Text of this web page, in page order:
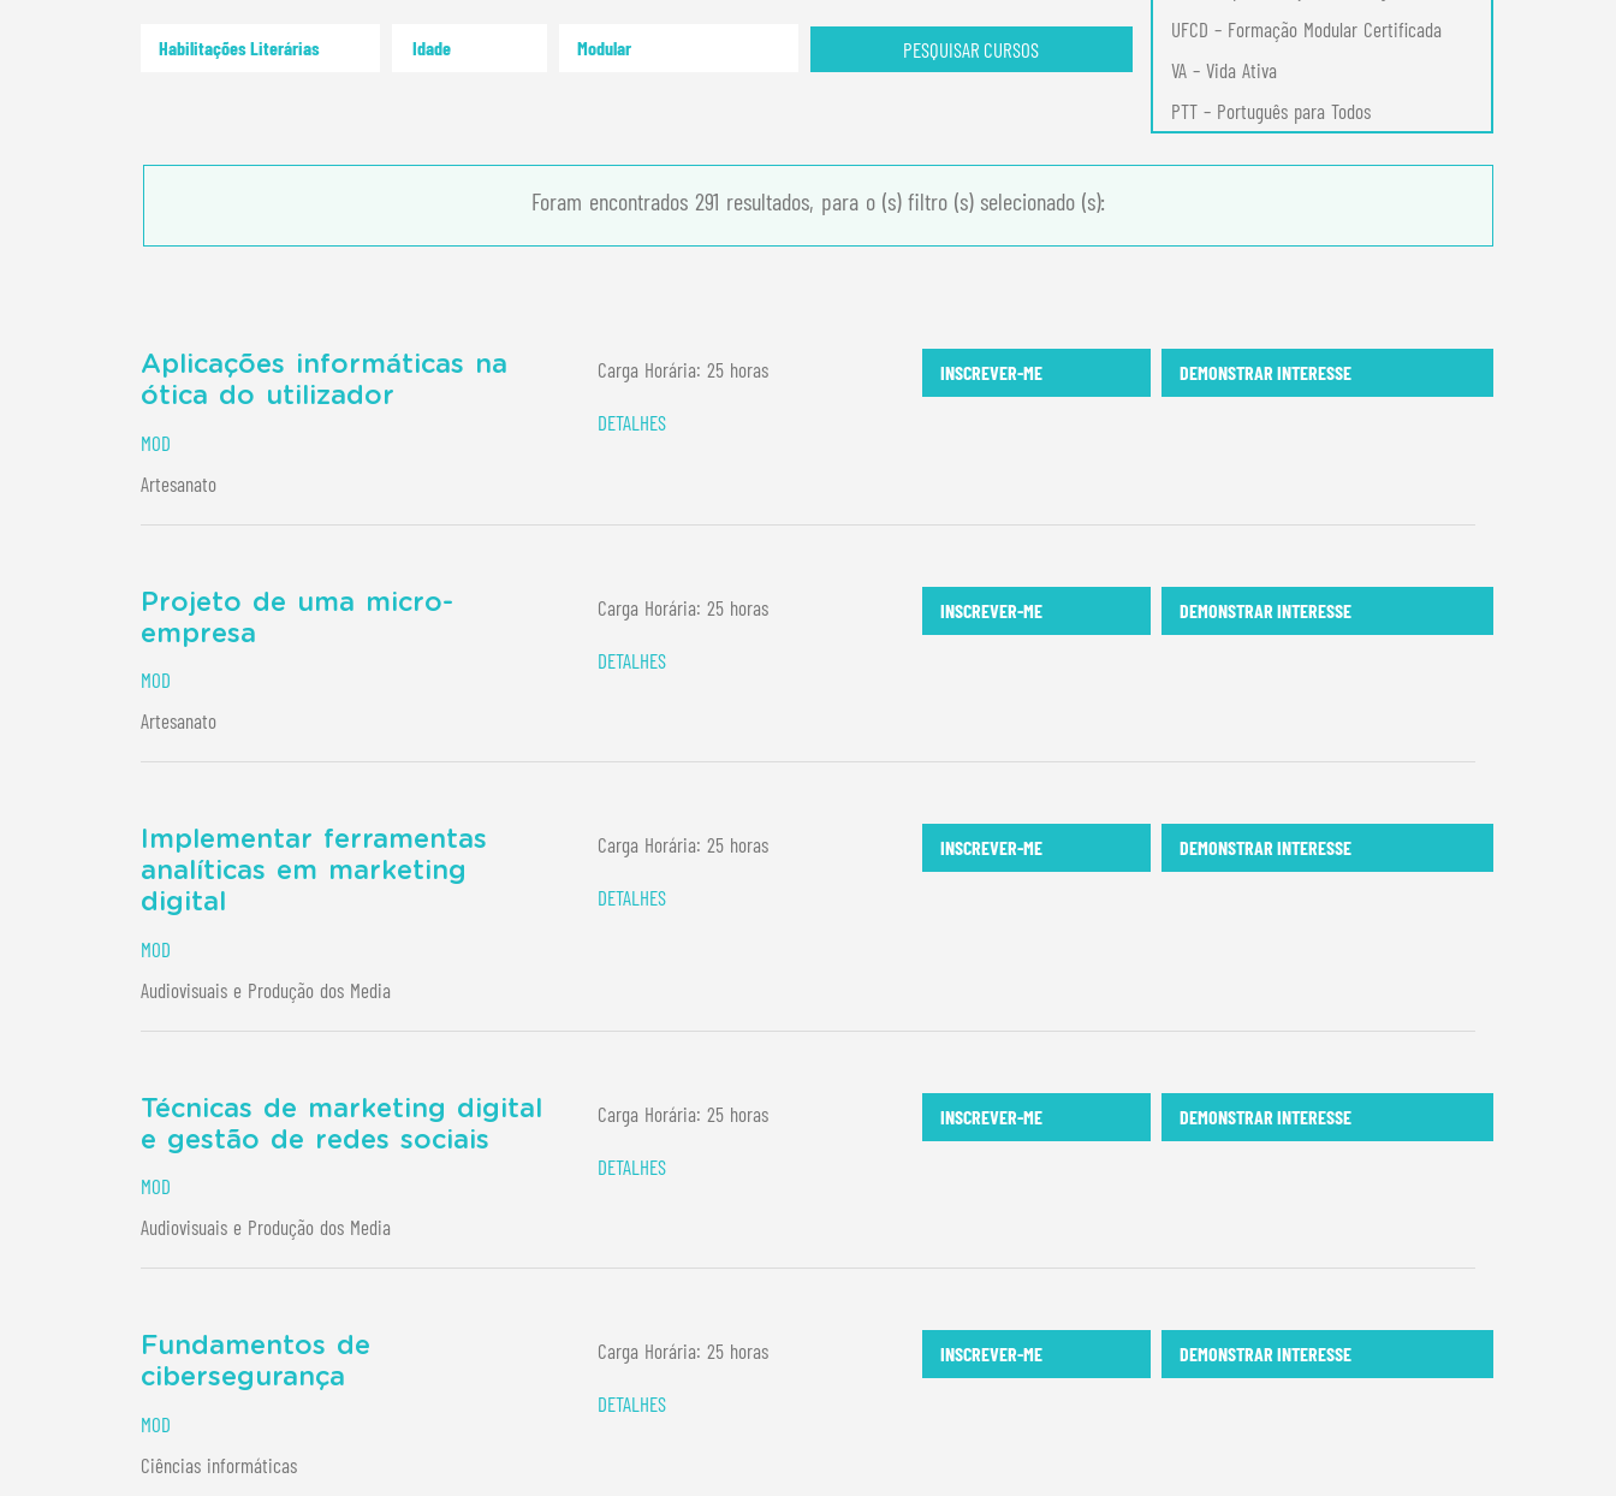
Habilitações Literárias Modular PESQUISAR CURSOS
UFCD – Formação Modular Certificada
VA – Vida Ativa
PTT – Português para Todos
Foram encontrados 291 resultados, para o (s) filtro (s) selecionado (s):
Aplicações informáticas na
ótica do utilizador
MOD
Artesanato
Carga Horária: 25 horas
DETALHES
INSCREVER-ME DEMONSTRAR INTERESSE
Projeto de uma micro-
empresa
MOD
Artesanato
Carga Horária: 25 horas
DETALHES
INSCREVER-ME DEMONSTRAR INTERESSE
Implementar ferramentas
analíticas em marketing
digital
MOD
Audiovisuais e Produção dos Media
Carga Horária: 25 horas
DETALHES
INSCREVER-ME DEMONSTRAR INTERESSE
Técnicas de marketing digital
e gestão de redes sociais
MOD
Audiovisuais e Produção dos Media
Carga Horária: 25 horas
DETALHES
INSCREVER-ME DEMONSTRAR INTERESSE
Fundamentos de
cibersegurança
MOD
Ciências informáticas
Carga Horária: 25 horas
DETALHES
INSCREVER-ME DEMONSTRAR INTERESSE